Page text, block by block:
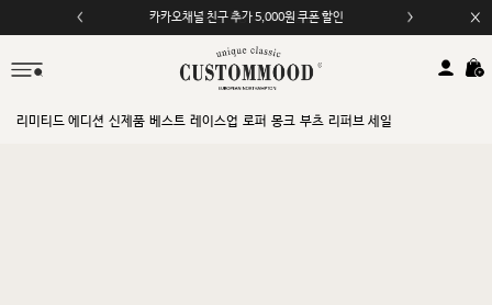
모바일 앱 자동 2,000원 할인
리미티드 에디션 신제품 베스트 레이스업 로퍼 몽크 부츠 리퍼브 세일